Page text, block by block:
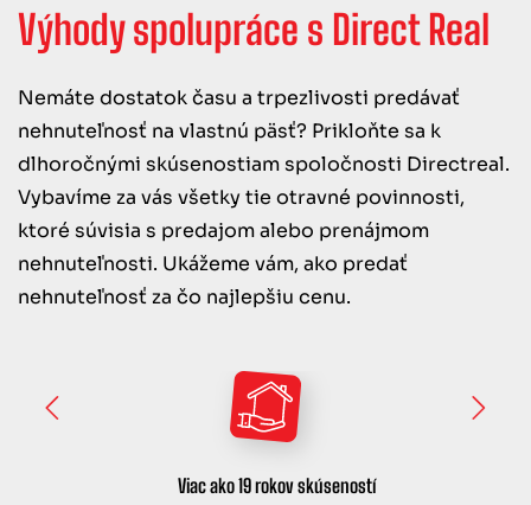
objekt
rodinný
vila
Výhody spolupráce s Direct Real
Nemáte dostatok času a trpezlivosti predávať
nehnuteľnosť na vlastnú päsť? Prikloňte sa k
dlhoročnými skúsenostiam spoločnosti Directreal.
Vybavíme za vás všetky tie otravné povinnosti,
ktoré súvisia s predajom alebo prenájmom
nehnuteľnosti. Ukážeme vám, ako predať
nehnuteľnosť za čo najlepšiu cenu.
Viac ako 19 rokov skúseností